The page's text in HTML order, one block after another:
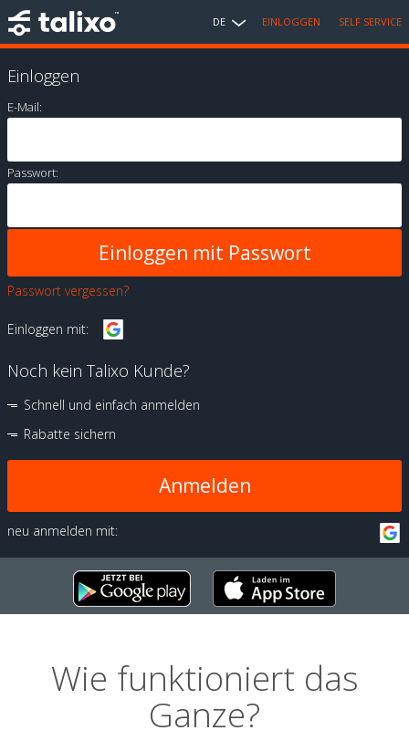
DE EINLOGGEN SELF SERVICE
Einloggen
E-Mail:
Passwort:
Passwort vergessen?
Einloggen mit:
Noch kein Talixo Kunde?
Schnell und einfach anmelden
Rabatte sichern
Anmelden
neu anmelden mit:
Wie funktioniert das
Ganze?